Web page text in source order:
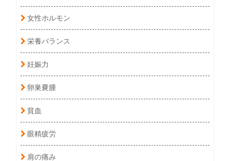
女性ホルモン
栄養バランス
妊娠力
卵巣嚢腫
貧血
眼精疲労
肩の痛み